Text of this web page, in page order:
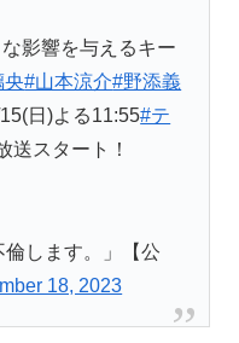
影響を与えるキー
央#山本涼介#野添義
日)よる11:55#テ
送スタート！
します。」【公
18, 2023